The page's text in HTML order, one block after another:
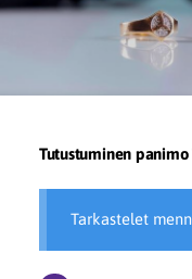
Tutustuminen
Tarkastelet